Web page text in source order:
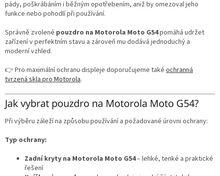
r
y
v
i
pády, poškrábáním i běžným opotřebením, aniž by omezoval jeho
funkce nebo pohodlí při používání.
Správně zvolené pouzdro na Motorola Moto G54pomáhá udržet
zařízení v perfektním stavu a zároveň mu dodává jednoduchý a
moderní vzhled.
👉 Pro maximální ochranu displeje doporučujeme také ochranná
tvrzená skla pro Motorola.
Jak vybrat pouzdro na Motorola Moto G54?
Při výběru záleží na způsobu používání a požadované úrovni ochrany:
Typ ochrany:
Zadní kryty na Motorola Moto G54– lehké, tenké a praktické
řešení